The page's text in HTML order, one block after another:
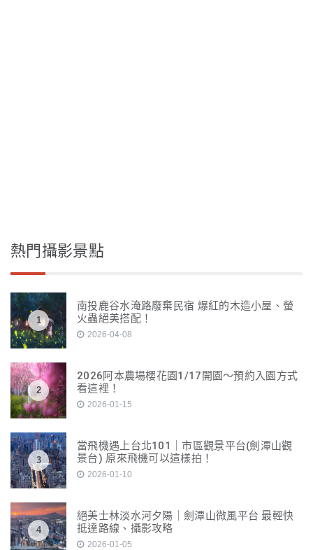
熱門攝影景點
1
南投鹿谷水淹路廢棄民宿 爆紅的木造小屋、螢
火蟲絕美搭配！
2026-04-08
2
2026阿本農場櫻花園1/17開園～預約入園方式
看這裡！
2026-01-15
3
當飛機遇上台北101｜市區觀景平台(劍潭山觀
景台) 原來飛機可以這樣拍！
2026-01-10
4
絕美士林淡水河夕陽｜劍潭山微風平台 最輕快
抵達路線、攝影攻略
2026-01-05